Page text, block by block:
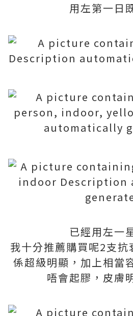
用左第一日
已經用左一
我十分推薦購買呢2支抗
係超級明顯，加上相當
唔會起膠，皮膚